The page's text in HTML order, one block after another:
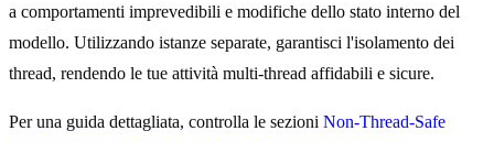
a comportamenti imprevedibili e modifiche dello stato interno del
modello. Utilizzando istanze separate, garantisci l'isolamento dei
thread, rendendo le tue attività multi-thread affidabili e sicure.
Per una guida dettagliata, controlla le sezioni Non-Thread-Safe